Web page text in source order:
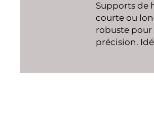
Supports de
courte ou
robuste pour
précision.